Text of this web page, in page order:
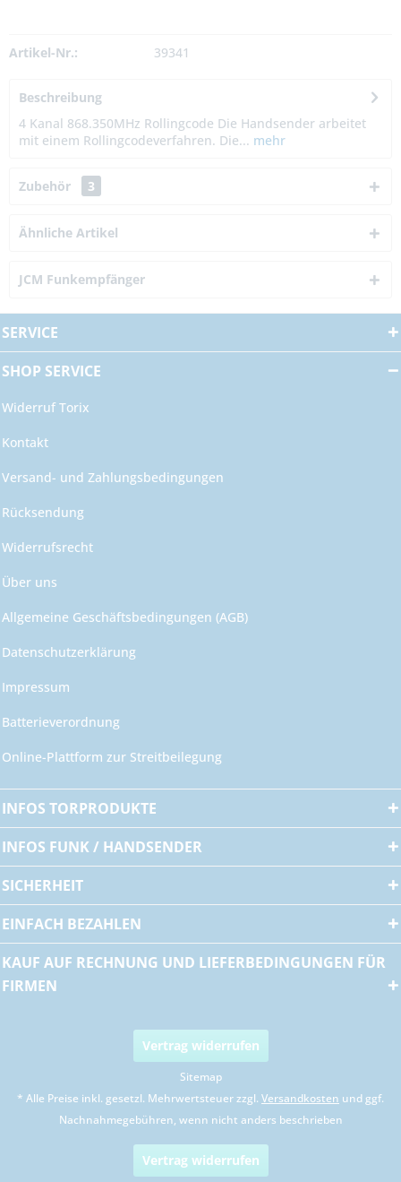
Artikel-Nr.: 39341
Beschreibung
4 Kanal 868.350MHz Rollingcode Die Handsender arbeitet
mit einem Rollingcodeverfahren. Die... mehr
Zubehör 3
Ähnliche Artikel
JCM Funkempfänger
SERVICE
SHOP SERVICE
Widerruf Torix
Kontakt
Versand- und Zahlungsbedingungen
Rücksendung
Widerrufsrecht
Über uns
Allgemeine Geschäftsbedingungen (AGB)
Datenschutzerklärung
Impressum
Batterieverordnung
Online-Plattform zur Streitbeilegung
INFOS TORPRODUKTE
INFOS FUNK / HANDSENDER
SICHERHEIT
EINFACH BEZAHLEN
KAUF AUF RECHNUNG UND LIEFERBEDINGUNGEN FÜR
FIRMEN
Vertrag widerrufen
Sitemap
* Alle Preise inkl. gesetzl. Mehrwertsteuer zzgl. Versandkosten und ggf.
Nachnahmegebühren, wenn nicht anders beschrieben
Vertrag widerrufen